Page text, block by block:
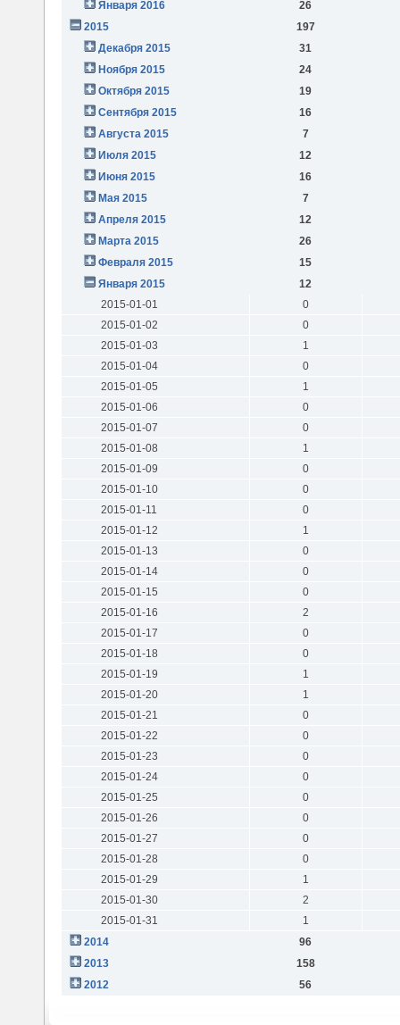
Января 2016
26
2015
197
Декабря 2015
31
Ноября 2015
24
Октября 2015
19
Сентября 2015
16
Августа 2015
7
Июля 2015
12
Июня 2015
16
Мая 2015
7
Апреля 2015
12
Марта 2015
26
Февраля 2015
15
Января 2015
12
2015-01-01
0
2015-01-02
0
2015-01-03
1
2015-01-04
0
2015-01-05
1
2015-01-06
0
2015-01-07
0
2015-01-08
1
2015-01-09
0
2015-01-10
0
2015-01-11
0
2015-01-12
1
2015-01-13
0
2015-01-14
0
2015-01-15
0
2015-01-16
2
2015-01-17
0
2015-01-18
0
2015-01-19
1
2015-01-20
1
2015-01-21
0
2015-01-22
0
2015-01-23
0
2015-01-24
0
2015-01-25
0
2015-01-26
0
2015-01-27
0
2015-01-28
0
2015-01-29
1
2015-01-30
2
2015-01-31
1
2014
96
2013
158
2012
56